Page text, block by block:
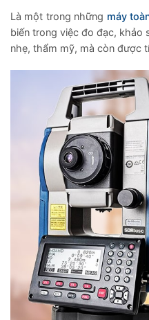
Là một trong những máy
biến trong việc đo đạc, khảo
nhẹ, thẩm mỹ, mà còn được